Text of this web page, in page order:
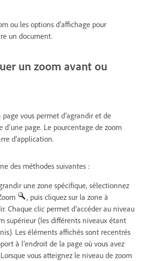
ou les options d’affichage pour
un document.
un zoom avant ou
vous permet d’agrandir et de
d’une page. Le pourcentage de zoom
d’application.
des méthodes suivantes :
une zone spécifique, sélectionnez
, puis cliquez sur la zone à
Chaque clic permet d’accéder au niveau
supérieur (les différents niveaux étant
Les éléments affichés sont recentrés
à l’endroit de la page où vous avez
vous atteignez le niveau de zoom